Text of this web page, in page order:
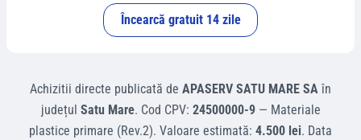
Încearcă gratuit 14 zile
Achizitii directe publicată de APASERV SATU MARE SA în
județul Satu Mare. Cod CPV: 24500000-9— Materiale
plastice primare (Rev.2). Valoare estimată: 4.500 lei. Data